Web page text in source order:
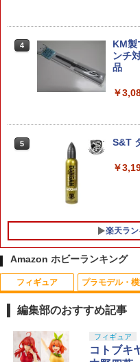
4
ーデ
5
【中
ブロ
シリー
￥
5
ロロ
4
KM製
ンチ
品
￥
5 S&T
￥
楽天ラ
1
ラジ
電器
0/
バッ
アイ
Amazon ホビーランキング
フィギュア
1
タカ
K ト
プラモデル・
11
東京
ト ガ
1
GSIク
ミア
編集部のおすすめ記事
フィギュア
コトブキ